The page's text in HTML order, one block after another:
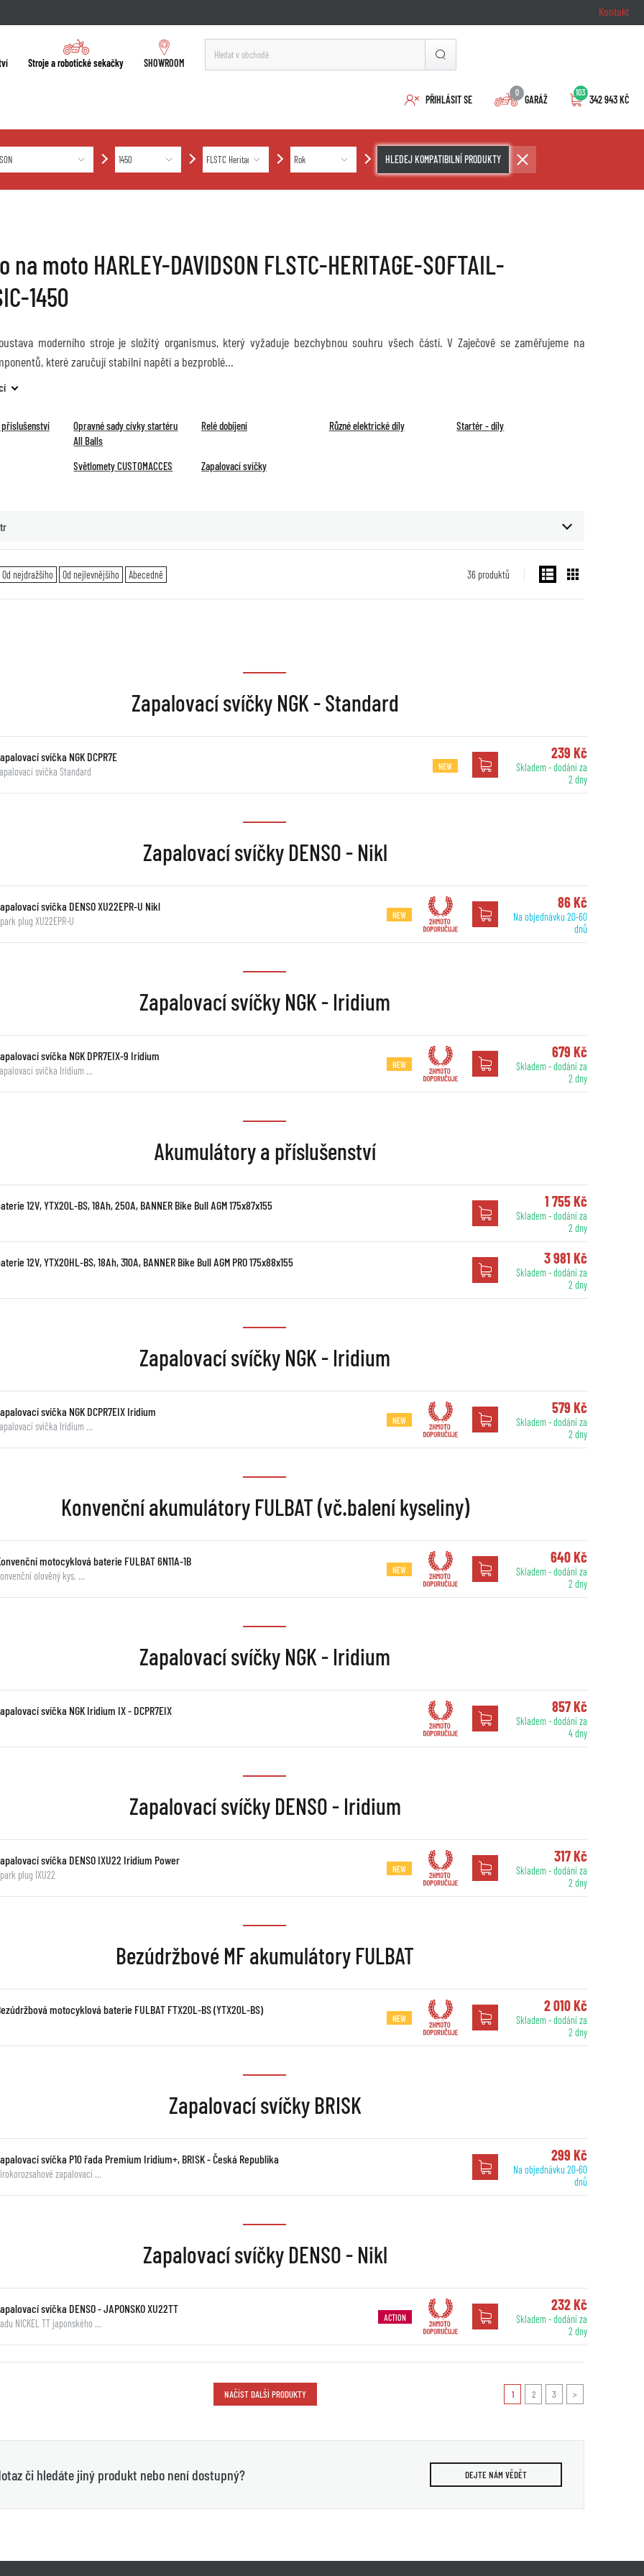
Kontakt
Stroje a robotické sekačky SHOWROOM
PŘIHLÁSIT SE
0
GARÁŽ
103
342 943 KČ
HLEDEJ KOMPATIBILNÍ PRODUKTY
na moto HARLEY-DAVIDSON FLSTC-HERITAGE-SOFTAIL-
1450
moderního stroje je složitý organismus, který vyžaduje bezchybnou souhru všech částí. V Zaječově se zaměřujeme na
které zaručují stabilní napětí a bezproblé
Opravné sady cívky startéru
All Balls
Relé dobíjení Různé elektrické díly Startér - díly
Světlomety CUSTOMACCES Zapalovací svíčky
36 produktů
Od nejdražšího Od nejlevnějšího Abecedně
Zapalovací svíčky NGK - Standard
svíčka NGK DCPR7E
svíčka Standard NEW
239 Kč
Skladem - dodání za
2 dny
Zapalovací svíčky DENSO - Nikl
svíčka DENSO XU22EPR-U Nikl
plug XU22EPR-U NEW
86 Kč
Na objednávku 20-60
dnů
Zapalovací svíčky NGK - Iridium
svíčka NGK DPR7EIX-9 Iridium
svíčka Iridium … NEW
679 Kč
Skladem - dodání za
2 dny
Akumulátory a příslušenství
12V, YTX20L-BS, 18Ah, 250A, BANNER Bike Bull AGM 175x87x155 1 755 Kč
Skladem - dodání za
2 dny
12V, YTX20HL-BS, 18Ah, 310A, BANNER Bike Bull AGM PRO 175x88x155 3 981 Kč
Skladem - dodání za
2 dny
Zapalovací svíčky NGK - Iridium
svíčka NGK DCPR7EIX Iridium
svíčka Iridium … NEW
579 Kč
Skladem - dodání za
2 dny
Konvenční akumulátory FULBAT (vč.balení kyseliny)
motocyklová baterie FULBAT 6N11A-1B
olověný kys. … NEW
640 Kč
Skladem - dodání za
2 dny
Zapalovací svíčky NGK - Iridium
svíčka NGK Iridium IX - DCPR7EIX 857 Kč
Skladem - dodání za
4 dny
Zapalovací svíčky DENSO - Iridium
svíčka DENSO IXU22 Iridium Power
plug IXU22 NEW
317 Kč
Skladem - dodání za
2 dny
Bezúdržbové MF akumulátory FULBAT
motocyklová baterie FULBAT FTX20L-BS (YTX20L-BS)
NEW
2 010 Kč
Skladem - dodání za
2 dny
Zapalovací svíčky BRISK
svíčka P10 řada Premium Iridium+, BRISK - Česká Republika
zapalovací …
299 Kč
Na objednávku 20-60
dnů
Zapalovací svíčky DENSO - Nikl
svíčka DENSO - JAPONSKO XU22TT
NICKEL TT japonského … ACTION
232 Kč
Skladem - dodání za
2 dny
NAČÍST DALŠÍ PRODUKTY 1 2 3 >
či hledáte jiný produkt nebo není dostupný? DEJTE NÁM VĚDĚT